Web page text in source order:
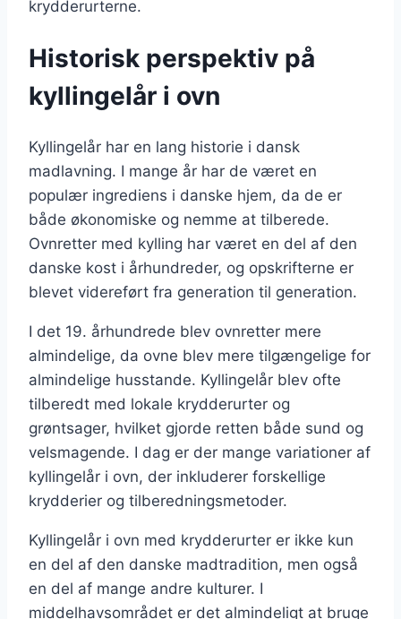
krydderurterne.
Historisk perspektiv på
kyllingelår i ovn
Kyllingelår har en lang historie i dansk
madlavning. I mange år har de været en
populær ingrediens i danske hjem, da de er
både økonomiske og nemme at tilberede.
Ovnretter med kylling har været en del af den
danske kost i århundreder, og opskrifterne er
blevet videreført fra generation til generation.
I det 19. århundrede blev ovnretter mere
almindelige, da ovne blev mere tilgængelige for
almindelige husstande. Kyllingelår blev ofte
tilberedt med lokale krydderurter og
grøntsager, hvilket gjorde retten både sund og
velsmagende. I dag er der mange variationer af
kyllingelår i ovn, der inkluderer forskellige
krydderier og tilberedningsmetoder.
Kyllingelår i ovn med krydderurter er ikke kun
en del af den danske madtradition, men også
en del af mange andre kulturer. I
middelhavsområdet er det almindeligt at bruge